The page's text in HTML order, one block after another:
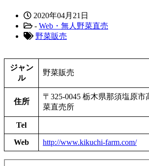
2020年04月21日
- Web・無人野菜直売
野菜販売
ジャン
ル
野菜販売
住所
〒325-0045 栃木県那須塩原市
菜直売所
Tel
Web http://www.kikuchi-farm.com/